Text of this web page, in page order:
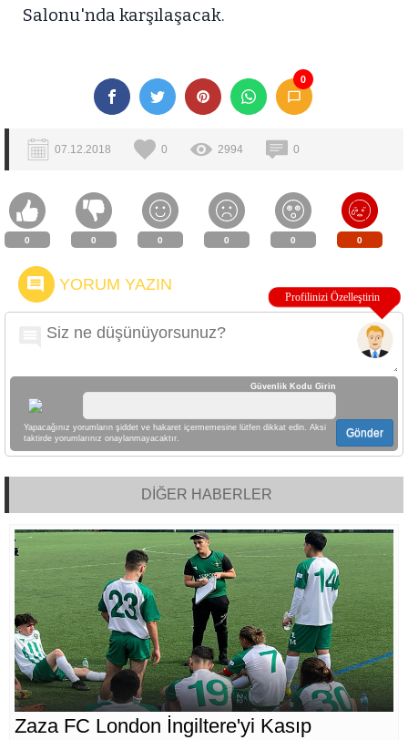
Salonu'nda karşılaşacak.
0
07.12.2018 0 2994 0
0 0 0 0 0 0
YORUM YAZIN
Güvenlik Kodu Girin
Yapacağınız yorumların şiddet ve hakaret içermemesine lütfen dikkat edin. Aksi
taktirde yorumlarınız onaylanmayacaktır.
Gönder
DİĞER HABERLER
Zaza FC London İngiltere'yi Kasıp